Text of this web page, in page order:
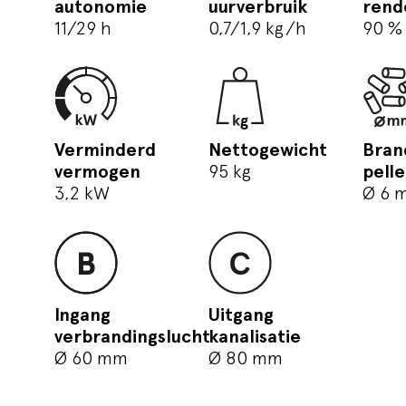
autonomie
11/29 h
uurverbruik
0,7/1,9 kg/h
90 %
Verminderd
vermogen
3,2 kW
Nettogewicht
95 kg
Ø 6
Ingang
verbrandingslucht
Ø 60 mm
Uitgang
kanalisatie
Ø 80 mm